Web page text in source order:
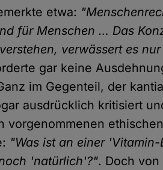
etwa:
für Menschen … Das
verwässert es
gar keine
im Gegenteil, der
ausdrücklich kritisiert
vorgenommenen
"Was ist an einer 'Vitamin-
'natürlich'?". Doch